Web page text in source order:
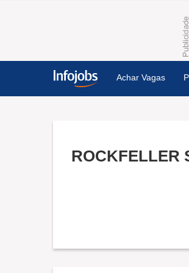
Achar Vagas
ROCKFELLER